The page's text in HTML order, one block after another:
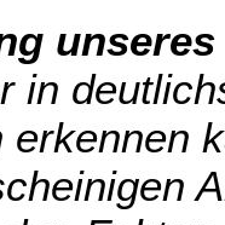
unseres
in
erkennen